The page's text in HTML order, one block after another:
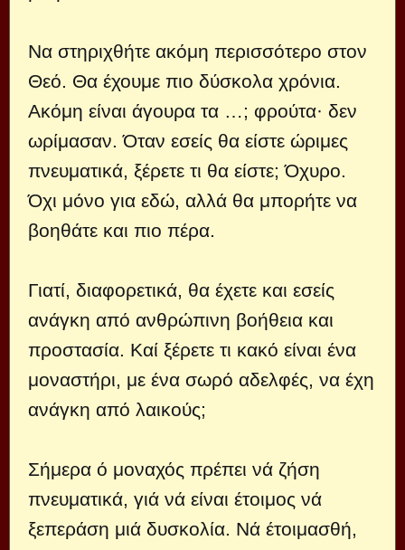
Να στηριχθήτε ακόμη περισσότερο στον
Θεό. Θα έχουμε πιο δύσκολα χρόνια.
Ακόμη είναι άγουρα τα …; φρούτα· δεν
ωρίμασαν. Όταν εσείς θα είστε ώριμες
πνευματικά, ξέρετε τι θα είστε; Όχυρο.
Όχι μόνο για εδώ, αλλά θα μπορήτε να
βοηθάτε και πιο πέρα.
Γιατί, διαφορετικά, θα έχετε και εσείς
ανάγκη από ανθρώπινη βοήθεια και
προστασία. Καί ξέρετε τι κακό είναι ένα
μοναστήρι, με ένα σωρό αδελφές, να έχη
ανάγκη από λαικούς;
Σήμερα ό μοναχός πρέπει νά ζήση
πνευματικά, γιά νά είναι έτοιμος νά
ξεπεράση μιά δυσκολία. Νά έτοιμασθή,